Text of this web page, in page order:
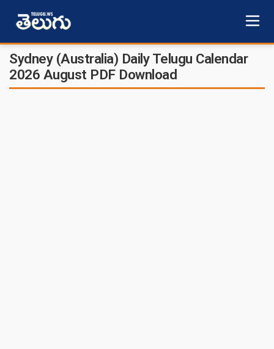
Sydney (Australia) Daily Telugu Calendar
2026 August PDF Download